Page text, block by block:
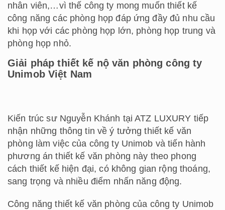
nhân viên,…vì thế công ty mong muốn thiết kế
công năng các phòng họp đáp ứng đầy đủ nhu cầu
khi họp với các phòng họp lớn, phòng họp trung và
phòng họp nhỏ.
Giải pháp thiết kế nộ văn phòng công ty
Unimob Việt Nam
Kiến trúc sư Nguyễn Khánh tại ATZ LUXURY tiếp
nhận những thông tin về ý tưởng thiết kế văn
phòng làm việc của công ty Unimob và tiến hành
phương án thiết kế văn phòng này theo phong
cách thiết kế hiện đại, có không gian rộng thoáng,
sang trọng và nhiều điểm nhấn năng động.
Công năng thiết kế văn phòng của công ty Unimob